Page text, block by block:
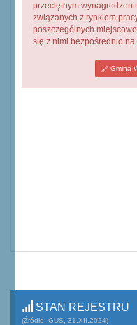
przeciętnym
związanych z rynkiem
poszczególnych
się z nimi bezpośrednio na
Gmina
STAN REJESTRU
(Źródło: GUS, 31.XII.2024)